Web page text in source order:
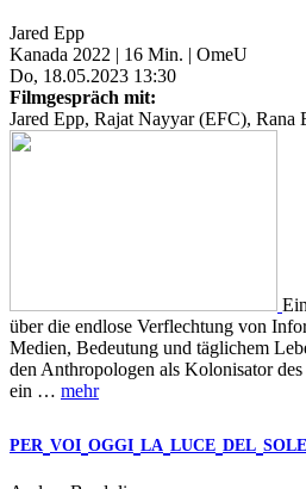
Jared Epp
Kanada 2022 | 16 Min. | OmeU
Do, 18.05.2023 13:30
Filmgespräch mit:
Jared Epp, Rajat Nayyar (EFC), Rana
über die endlose Verflechtung von
Medien, Bedeutung und täglichem
den Anthropologen als Kolonisator
ein … mehr
PER VOI OGGI LA LUCE DEL SOLE